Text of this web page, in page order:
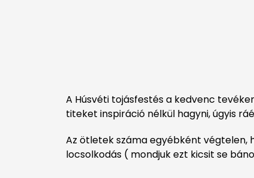
A Húsvéti tojásfestés a kedvenc
titeket inspiráció nélkül hagyni, úgyis
Az ötletek száma egyébként végtelen,
locsolkodás ( mondjuk ezt kicsit se